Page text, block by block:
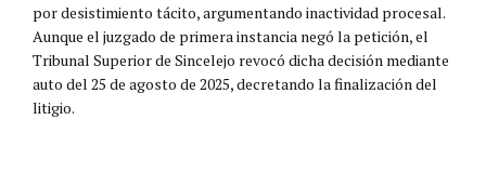
por desistimiento tácito, argumentando inactividad procesal.
Aunque el juzgado de primera instancia negó la petición, el
Tribunal Superior de Sincelejo revocó dicha decisión mediante
auto del 25 de agosto de 2025, decretando la finalización del
litigio.